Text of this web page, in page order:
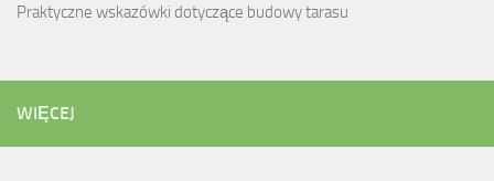
Praktyczne wskazówki dotyczące budowy tarasu
WIĘCEJ